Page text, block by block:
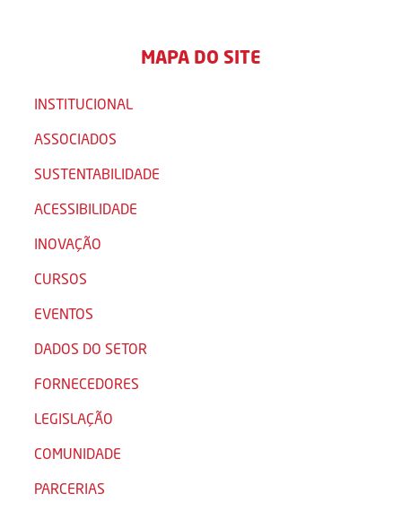
MAPA DO SITE
INSTITUCIONAL
ASSOCIADOS
SUSTENTABILIDADE
ACESSIBILIDADE
INOVAÇÃO
CURSOS
EVENTOS
DADOS DO SETOR
FORNECEDORES
LEGISLAÇÃO
COMUNIDADE
PARCERIAS